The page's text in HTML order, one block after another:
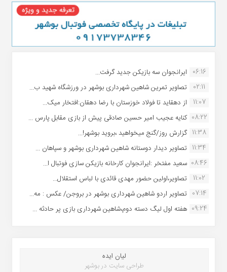
06:16 ایرانجوان سه بازیکن جدید گرفت...
02:11
تصاویر تمرین شاهین شهردارى بوشهر در ورزشگاه شهید ب...
11:07
از دهقاید تا فولاد خوزستان با رضا دهقان:افتخار میک...
08:22 کنایه عجیب امیر حسین صادقی پیش از بازی مقابل پارس ...
11:38 گزارش روز/گنج میخواهید ،بروید بوشهر!...
11:34 تصاویر دیدار دوستانه شاهین شهردارى بوشهر و سپاهان ...
08:46 سعید مفتخر :ایرانجوان کارخانه بازیکن سازی فوتبال ا...
11:02
تصاویر،اولین حضور مهدی قائدی با لباس استقلال...
07:14 تصاویر اردو شاهین شهرداری بوشهر در بروجن/ عکس : مه...
09:24 هفته اول لیگ دسته دوم،شاهین شهرداری بازی پر حادثه ...
لیان ایده
طراحی سایت در بوشهر